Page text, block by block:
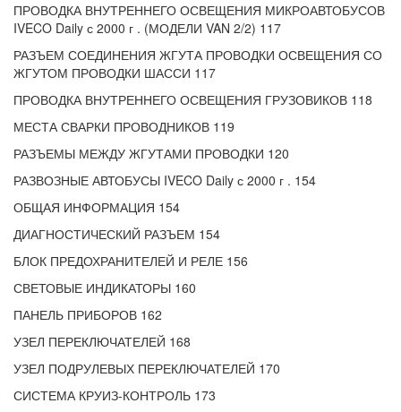
ПРОВОДКА ВНУТРЕННЕГО ОСВЕЩЕНИЯ МИКРОАВТОБУСОВ
IVECO Daily с 2000 г . (МОДЕЛИ VAN 2/2) 117
РАЗЪЕМ СОЕДИНЕНИЯ ЖГУТА ПРОВОДКИ ОСВЕЩЕНИЯ СО
ЖГУТОМ ПРОВОДКИ ШАССИ 117
ПРОВОДКА ВНУТРЕННЕГО ОСВЕЩЕНИЯ ГРУЗОВИКОВ 118
МЕСТА СВАРКИ ПРОВОДНИКОВ 119
РАЗЪЕМЫ МЕЖДУ ЖГУТАМИ ПРОВОДКИ 120
РАЗВОЗНЫЕ АВТОБУСЫ IVECO Daily с 2000 г . 154
ОБЩАЯ ИНФОРМАЦИЯ 154
ДИАГНОСТИЧЕСКИЙ РАЗЪЕМ 154
БЛОК ПРЕДОХРАНИТЕЛЕЙ И РЕЛЕ 156
СВЕТОВЫЕ ИНДИКАТОРЫ 160
ПАНЕЛЬ ПРИБОРОВ 162
УЗЕЛ ПЕРЕКЛЮЧАТЕЛЕЙ 168
УЗЕЛ ПОДРУЛЕВЫХ ПЕРЕКЛЮЧАТЕЛЕЙ 170
СИСТЕМА КРУИЗ-КОНТРОЛЬ 173